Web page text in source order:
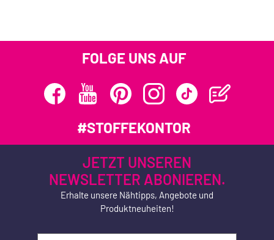
FOLGE UNS AUF
#STOFFEKONTOR
JETZT UNSEREN
NEWSLETTER ABONIEREN.
Erhalte unsere Nähtipps, Angebote und
Produktneuheiten!